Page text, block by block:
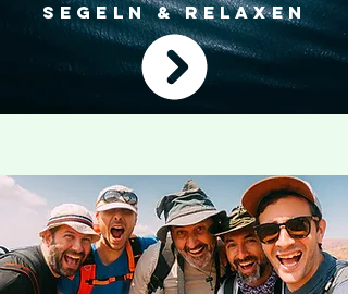
SEGELN & RELAXEN